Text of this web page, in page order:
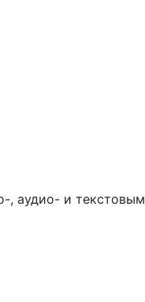
, аудио- и текстовым